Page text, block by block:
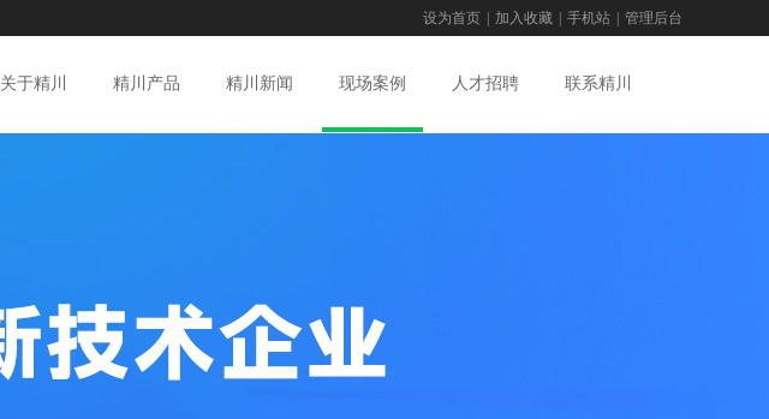
关于精川 精川产品 精川新闻 现场案例 人才招聘 联系精川
设为首页 加入收藏 手机站 管理后台